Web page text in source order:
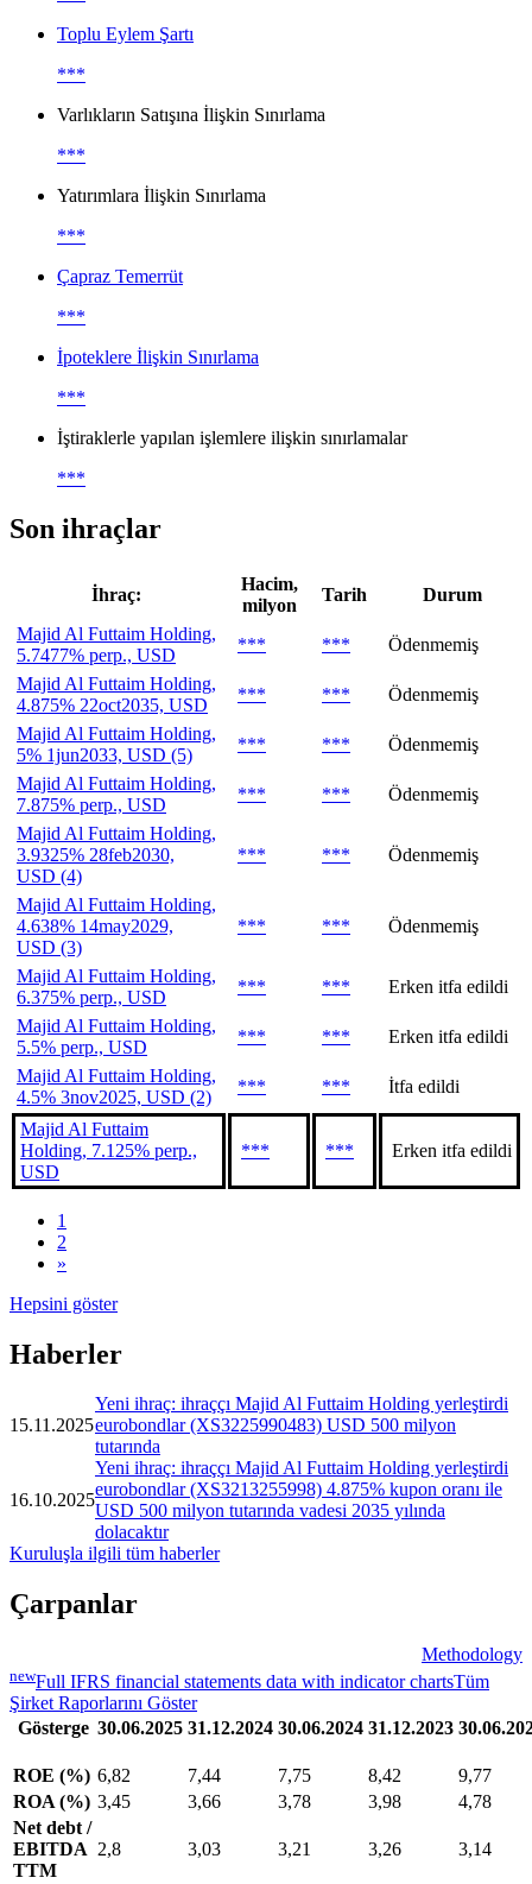
Toplu Eylem Şartı
***
Varlıkların Satışına İlişkin Sınırlama
***
Yatırımlara İlişkin Sınırlama
***
Çapraz Temerrüt
***
İpoteklere İlişkin Sınırlama
***
İştiraklerle yapılan işlemlere ilişkin sınırlamalar
***
Son ihraçlar
İhraç:
Hacim,
milyon
Tarih
Durum
Majid Al Futtaim Holding,
5.7477% perp., USD
*** ***
Ödenmemiş
Majid Al Futtaim Holding,
4.875% 22oct2035, USD
*** ***
Ödenmemiş
Majid Al Futtaim Holding,
5% 1jun2033, USD (5)
*** ***
Ödenmemiş
Majid Al Futtaim Holding,
7.875% perp., USD
*** ***
Ödenmemiş
Majid Al Futtaim Holding,
3.9325% 28feb2030,
USD (4)
*** *** Ödenmemiş
Majid Al Futtaim Holding,
4.638% 14may2029,
USD (3)
*** *** Ödenmemiş
Majid Al Futtaim Holding,
6.375% perp., USD
*** ***
Erken itfa edildi
Majid Al Futtaim Holding,
5.5% perp., USD
*** ***
Erken itfa edildi
Majid Al Futtaim Holding,
4.5% 3nov2025, USD (2)
*** *** İtfa edildi
Majid Al Futtaim
Holding, 7.125% perp.,
USD
*** *** Erken itfa edildi
1
2
»
Hepsini göster
Haberler
15.11.2025
Yeni ihraç: ihraççı Majid Al Futtaim Holding yerleştirdi
eurobondlar (XS3225990483) USD 500 milyon
tutarında
16.10.2025
Yeni ihraç: ihraççı Majid Al Futtaim Holding yerleştirdi
eurobondlar (XS3213255998) 4.875% kupon oranı ile
USD 500 milyon tutarında vadesi 2035 yılında
dolacaktır
Kuruluşla ilgili tüm haberler
Çarpanlar
Methodology
newFull IFRS financial statements data with indicator chartsTüm
Şirket Raporlarını Göster
Gösterge 30.06.2025 31.12.2024 30.06.2024 31.12.2023
ROE (%) 6,82 7,44 7,75 8,42
9,77
ROA (%) 3,45 3,66 3,78 3,98
4,78
Net debt /
EBITDA
TTM
2,8 3,03 3,21 3,26 3,14